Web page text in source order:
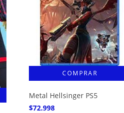
Metal Hellsinger PS5
$72.998